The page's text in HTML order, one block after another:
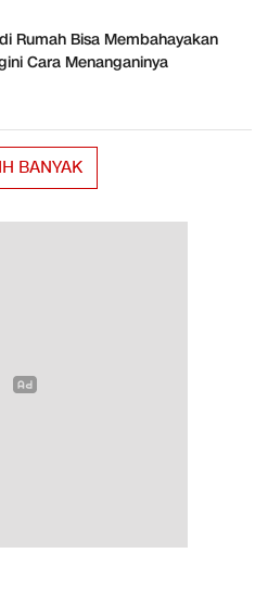
Rumah Bisa Membahayakan
Cara Menanganinya
BANYAK